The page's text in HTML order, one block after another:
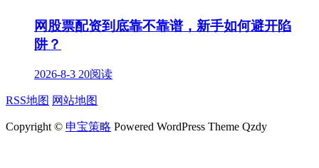
网股票配资到底靠不靠谱，新手如何避开陷
阱？
2026-8-3 20阅读
RSS地图 网站地图
Copyright © 申宝策略 Powered WordPress Theme Qzdy